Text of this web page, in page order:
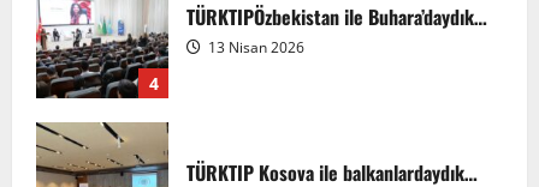
4
TÜRKTIPÖzbekistan ile Buhara’daydık…
13 Nisan 2026
TÜRKTIP Kosova ile balkanlardaydık…